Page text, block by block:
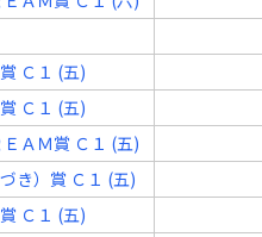
Ｃ１ (五)
Ｃ１ (五)
ＡＭ賞 Ｃ１ (五)
き）賞 Ｃ１ (五)
Ｃ１ (五)